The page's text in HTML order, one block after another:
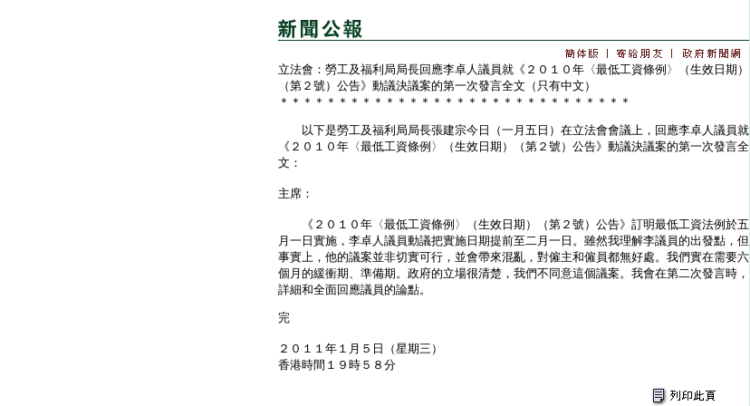
立法會：勞工及福利局局長回應李卓人議員就《２０１０年〈最低工資條例〉（生效日期）
（第２號）公告》動議決議案的第一次發言全文（只有中文）
＊＊＊＊＊＊＊＊＊＊＊＊＊＊＊＊＊＊＊＊＊＊＊＊＊＊＊＊＊＊
以下是勞工及福利局局長張建宗今日（一月五日）在立法會會議上，回應李卓人議員就
《２０１０年〈最低工資條例〉（生效日期）（第２號）公告》動議決議案的第一次發言全
文：
主席：
《２０１０年〈最低工資條例〉（生效日期）（第２號）公告》訂明最低工資法例於五
月一日實施，李卓人議員動議把實施日期提前至二月一日。雖然我理解李議員的出發點，但
事實上，他的議案並非切實可行，並會帶來混亂，對僱主和僱員都無好處。我們實在需要六
個月的緩衝期、準備期。政府的立場很清楚，我們不同意這個議案。我會在第二次發言時，
詳細和全面回應議員的論點。
完
２０１１年１月５日（星期三）
香港時間１９時５８分